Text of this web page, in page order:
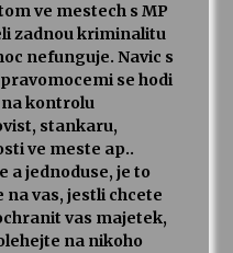
ve mestech s MP
zadnou kriminalitu
nefunguje. Navic s
se hodi
kontrolu
stankaru,
ve meste ap..
a jednoduse, je to
na vas, jestli chcete
vas majetek,
na nikoho